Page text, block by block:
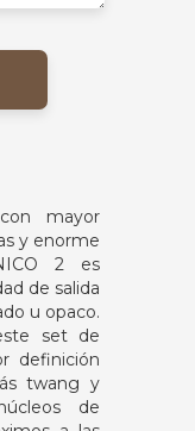
mayor
y enorme
2 es
de salida
u opaco.
set de
definición
twang y
de